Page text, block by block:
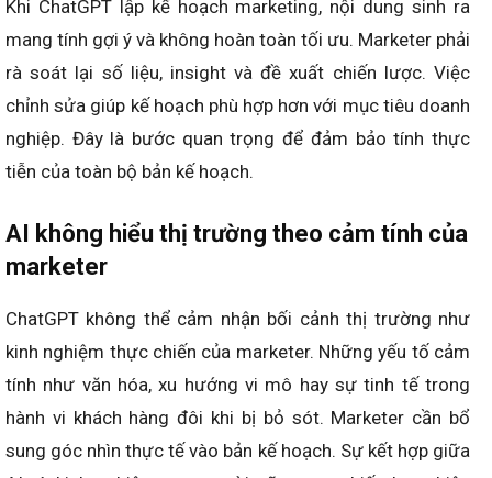
cung cấp và nguồn học sẵn có. Khi dữ liệu thiếu, nội
dung kế hoạch có thể sai lệch hoặc thiếu chiều sâu.
Marketer cần bổ sung thông tin thực tế để tăng độ chính
xác. Việc kiểm soát dữ liệu đầu vào giúp giảm rủi ro
trong toàn bộ quá trình lập kế hoạch.
Khi ChatGPT lập kế hoạch marketing, nội dung sinh ra
rà soát lại số liệu, insight và đề xuất chiến lược. Việc
chỉnh sửa giúp kế hoạch phù hợp hơn với mục tiêu doanh
nghiệp. Đây là bước quan trọng để đảm bảo tính thực
tiễn của toàn bộ bản kế hoạch.